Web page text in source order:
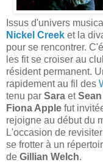
Issus d'univers
Nickel Creek et la
pour se rencontrer.
les fit se croiser au
résident permanent.
rapidement au fil des
tenu par Sara etSean
Fiona Apple fut
rejoigne au début du
L'occasion de
se frotter à un
de Gillian Welch.